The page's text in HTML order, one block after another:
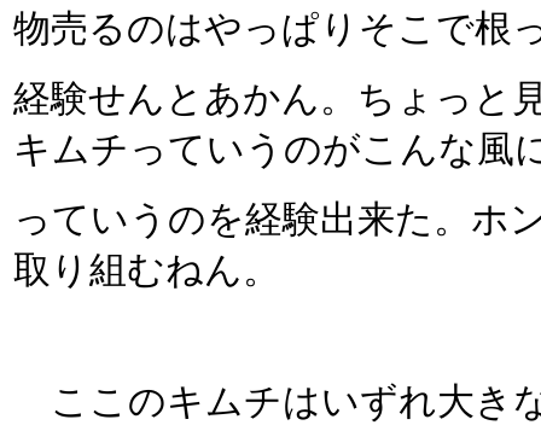
物売るのはやっぱりそこで根
経験せんとあかん。ちょっと
キムチっていうのがこんな風
っていうのを経験出来た。ホ
取り組むねん。
ここのキムチはいずれ大き